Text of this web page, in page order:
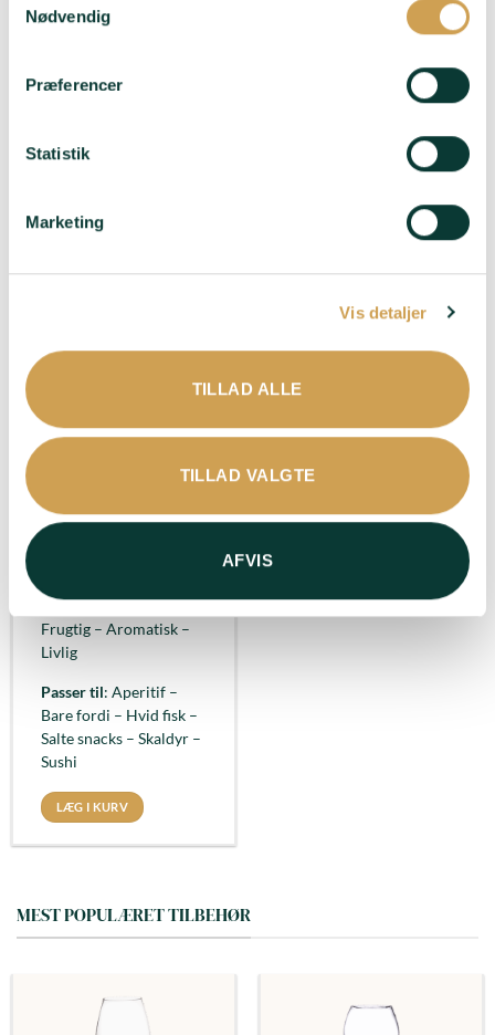
Nødvendig
Præferencer
Statistik
Marketing
Vis detaljer
TILLAD ALLE
TILLAD VALGTE
AFVIS
Domaine Voirin-
Blancs Grand Cru
Druer
Smag: Mild – Elegant –
Typiske Chardonnay-
Majestætisk – Frisk –
Citrusfrugt – Frisk –
Frugtig – Aromatisk –
Livlig
Passer til: Aperitif –
Bare fordi – Hvid fisk –
Salte snacks – Skaldyr –
Sushi
LÆG I KURV
MEST POPULÆRET TILBEHØR